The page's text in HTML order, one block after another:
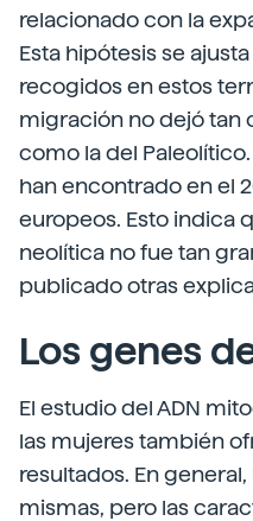
relacionado con la
Esta hipótesis se
recogidos en estos
migración no dejó tan
como la del
han encontrado en el
europeos. Esto indica
neolítica no fue tan
publicado otras
Los genes
El estudio del ADN
las mujeres también
resultados. En
mismas, pero las